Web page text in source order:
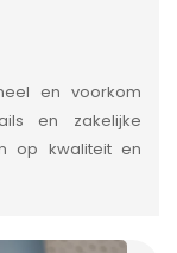
en voorkom
en zakelijke
op kwaliteit en